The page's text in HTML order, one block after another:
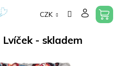
CZK
- skladem